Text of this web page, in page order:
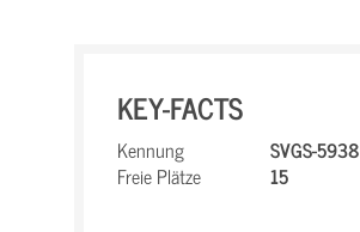
KEY-FACTS
Kennung
SVGS-5938
Freie Plätze
15